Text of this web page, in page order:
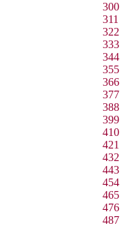
300
311
322
333
344
355
366
377
388
399
410
421
432
443
454
465
476
487